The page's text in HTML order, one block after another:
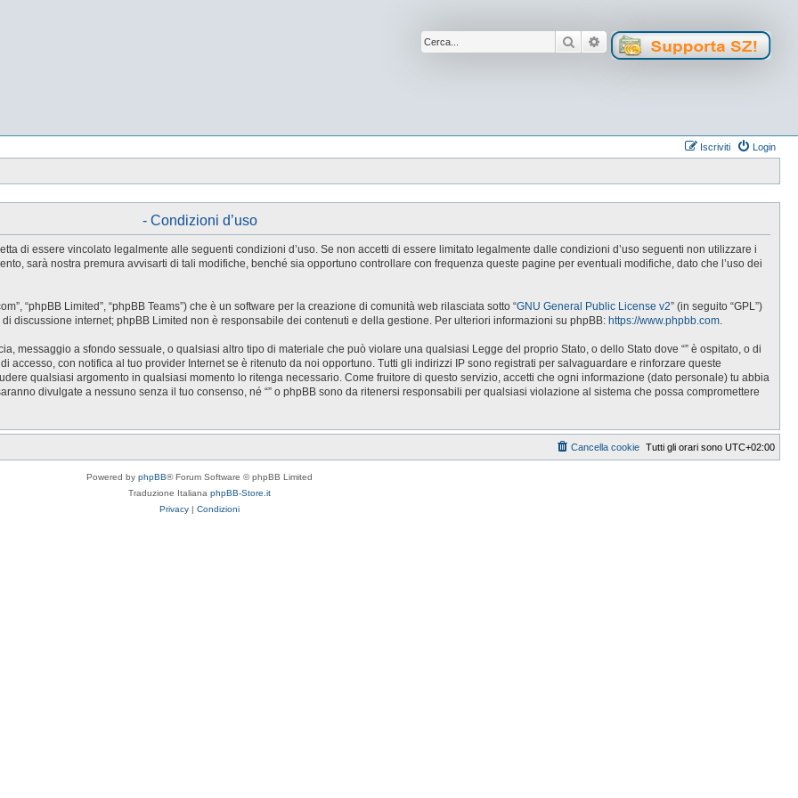
Cerca Ricerca avanzata
Login
Iscriviti
- Condizioni d’uso
di essere vincolato legalmente alle seguenti condizioni d’uso. Se non accetti di essere limitato legalmente dalle condizioni d’uso seguenti non utilizzare i
sarà nostra premura avvisarti di tali modifiche, benché sia opportuno controllare con frequenza queste pagine per eventuali modifiche, dato che l’uso dei
“phpBB Limited”, “phpBB Teams”) che è un software per la creazione di comunità web rilasciata sotto “GNU General Public License v2” (in seguito “GPL”)
discussione internet; phpBB Limited non è responsabile dei contenuti e della gestione. Per ulteriori informazioni su phpBB: https://www.phpbb.com.
messaggio a sfondo sessuale, o qualsiasi altro tipo di materiale che può violare una qualsiasi Legge del proprio Stato, o dello Stato dove “” è ospitato, o di
accesso, con notifica al tuo provider Internet se è ritenuto da noi opportuno. Tutti gli indirizzi IP sono registrati per salvaguardare e rinforzare queste
qualsiasi argomento in qualsiasi momento lo ritenga necessario. Come fruitore di questo servizio, accetti che ogni informazione (dato personale) tu abbia
divulgate a nessuno senza il tuo consenso, né “” o phpBB sono da ritenersi responsabili per qualsiasi violazione al sistema che possa compromettere
Tutti gli orari sono UTC+02:00
Cancella cookie
Powered by phpBB® Forum Software © phpBB Limited
Traduzione Italiana phpBB-Store.it
Privacy | Condizioni